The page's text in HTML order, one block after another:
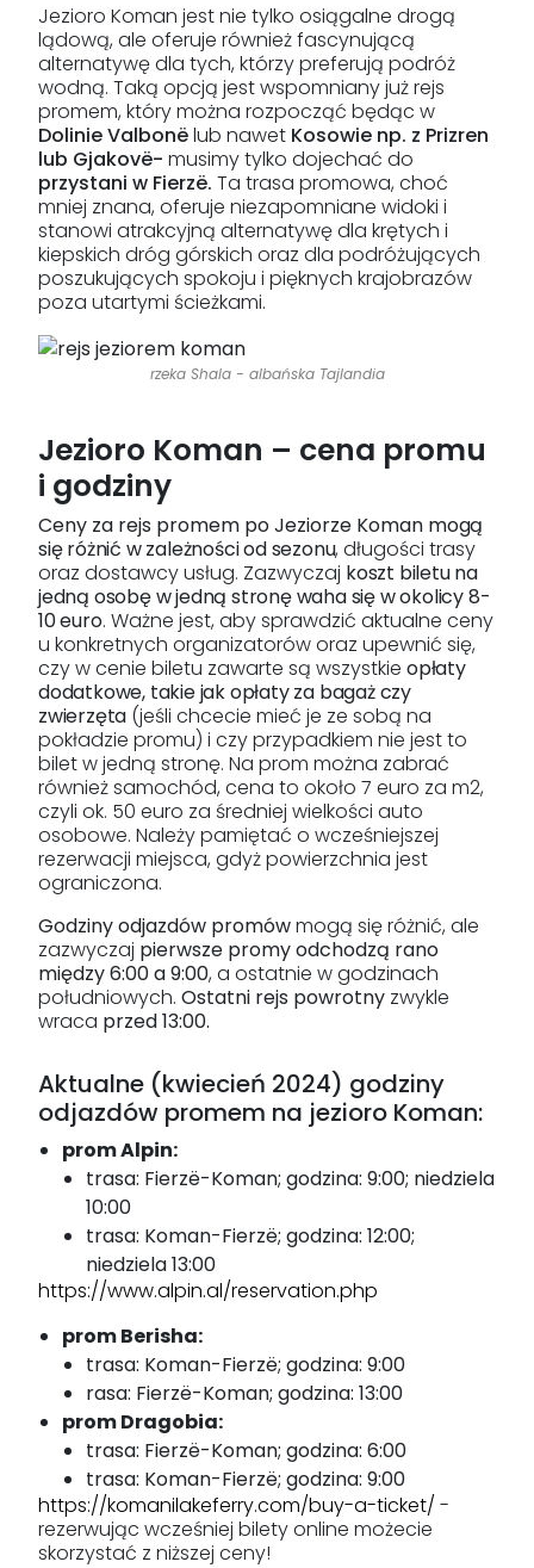
Jezioro Koman jest nie tylko osiągalne drogą
lądową, ale oferuje również fascynującą
alternatywę dla tych, którzy preferują podróż
wodną. Taką opcją jest wspomniany już rejs
promem, który można rozpocząć będąc w
Dolinie Valbonëlub nawet Kosowie np. z Prizren
lub Gjakovë- musimy tylko dojechać do
przystani w Fierzë. Ta trasa promowa, choć
mniej znana, oferuje niezapomniane widoki i
stanowi atrakcyjną alternatywę dla krętych i
kiepskich dróg górskich oraz dla podróżujących
poszukujących spokoju i pięknych krajobrazów
poza utartymi ścieżkami.
rzeka Shala - albańska Tajlandia
Jezioro Koman – cena promu
i godziny
Ceny za rejs promem po Jeziorze Koman mogą
się różnić w zależności od sezonu, długości trasy
oraz dostawcy usług. Zazwyczaj koszt biletu na
jedną osobę w jedną stronę waha się w okolicy 8-
10 euro. Ważne jest, aby sprawdzić aktualne ceny
u konkretnych organizatorów oraz upewnić się,
czy w cenie biletu zawarte są wszystkie opłaty
dodatkowe, takie jak opłaty za bagaż czy
zwierzęta (jeśli chcecie mieć je ze sobą na
pokładzie promu) i czy przypadkiem nie jest to
bilet w jedną stronę. Na prom można zabrać
również samochód, cena to około 7 euro za m2,
czyli ok. 50 euro za średniej wielkości auto
osobowe. Należy pamiętać o wcześniejszej
rezerwacji miejsca, gdyż powierzchnia jest
ograniczona.
Godziny odjazdów promówmogą się różnić, ale
zazwyczaj pierwsze promy odchodzą rano
między 6:00 a 9:00, a ostatnie w godzinach
południowych. Ostatni rejs powrotny zwykle
wraca przed 13:00.
Aktualne (kwiecień 2024) godziny
odjazdów promem na jezioro Koman:
prom Alpin:
trasa: Fierzë-Koman; godzina: 9:00; niedziela
10:00
trasa: Koman-Fierzë; godzina: 12:00;
niedziela 13:00
https://www.alpin.al/reservation.php
prom Berisha:
trasa: Koman-Fierzë; godzina: 9:00
rasa: Fierzë-Koman; godzina: 13:00
prom Dragobia:
trasa: Fierzë-Koman; godzina: 6:00
trasa: Koman-Fierzë; godzina: 9:00
https://komanilakeferry.com/buy-a-ticket/ -
rezerwując wcześniej bilety online możecie
skorzystać z niższej ceny!